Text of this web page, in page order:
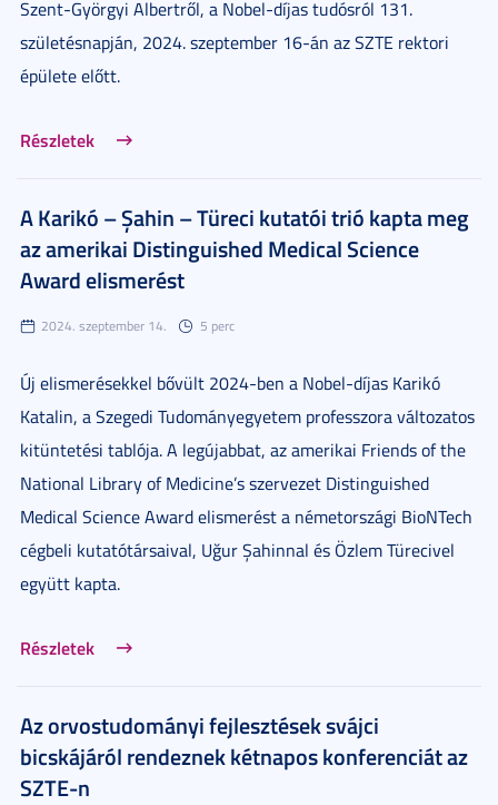
Szent-Györgyi Albertről, a Nobel-díjas tudósról 131.
születésnapján, 2024. szeptember 16-án az SZTE rektori
épülete előtt.
Részletek
A Karikó – Şahin – Türeci kutatói trió kapta meg
az amerikai Distinguished Medical Science
Award elismerést
2024. szeptember 14. 5 perc
Új elismerésekkel bővült 2024-ben a Nobel-díjas Karikó
Katalin, a Szegedi Tudományegyetem professzora változatos
kitüntetési tablója. A legújabbat, az amerikai Friends of the
National Library of Medicine’s szervezet Distinguished
Medical Science Award elismerést a németországi BioNTech
cégbeli kutatótársaival, Uğur Şahinnal és Özlem Türecivel
együtt kapta.
Részletek
Az orvostudományi fejlesztések svájci
bicskájáról rendeznek kétnapos konferenciát az
SZTE-n